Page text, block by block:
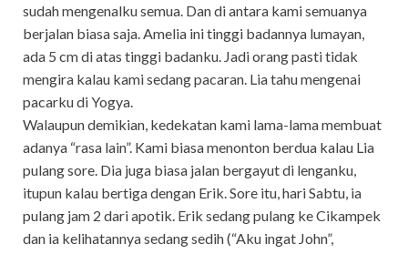
sudah mengenalku semua. Dan di antara kami semuanya
berjalan biasa saja. Amelia ini tinggi badannya lumayan,
ada 5 cm di atas tinggi badanku. Jadi orang pasti tidak
mengira kalau kami sedang pacaran. Lia tahu mengenai
pacarku di Yogya.
Walaupun demikian, kedekatan kami lama-lama membuat
adanya “rasa lain”. Kami biasa menonton berdua kalau Lia
pulang sore. Dia juga biasa jalan bergayut di lenganku,
itupun kalau bertiga dengan Erik. Sore itu, hari Sabtu, ia
pulang jam 2 dari apotik. Erik sedang pulang ke Cikampek
dan ia kelihatannya sedang sedih (“Aku ingat John”,